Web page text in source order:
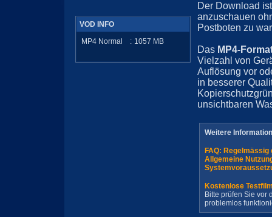
VOD INFO
MP4 Normal
: 1057 MB
Der Download
anzuschauen
Postboten zu
Das MP4-
Vielzahl von
Auflösung vor
in besserer
unsichtbaren
Weitere
FAQ:
Allgemeine
Kostenlose
Bitte prüfen Sie vor
problemlos